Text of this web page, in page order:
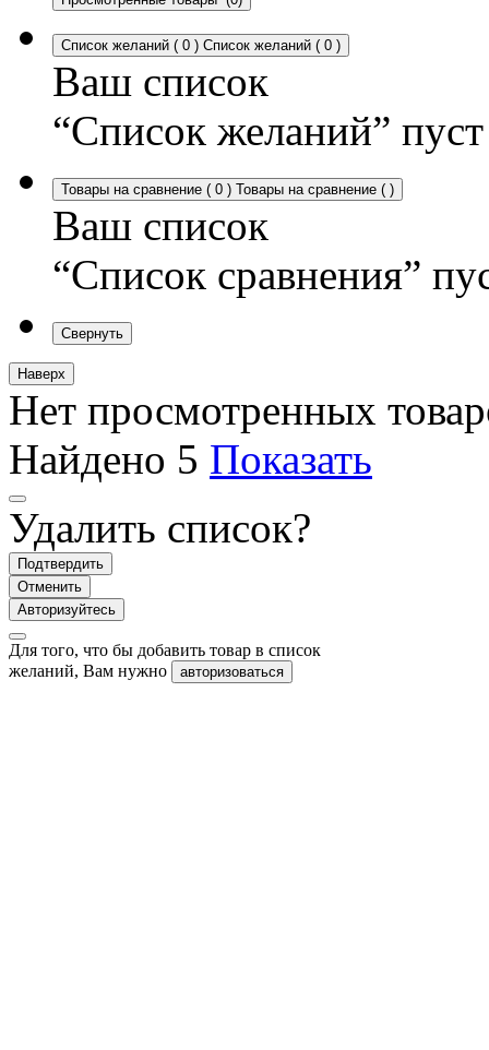
Список желаний ( 0 ) Список желаний ( 0 )
Ваш список
“Список желаний” пуст
Товары на сравнение ( 0 ) Товары на сравнение ( )
Ваш список
“Список сравнения”
Свернуть
Наверх
Нет просмотренных
Найдено 5 Показать
Удалить список?
Подтвердить
Отменить
Авторизуйтесь
Для того, что бы добавить товар в список
желаний, Вам нужно
авторизоваться